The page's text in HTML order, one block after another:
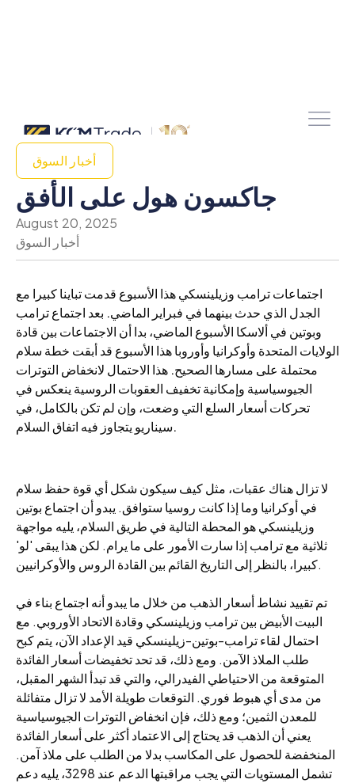
أخبار السوق
جاكسون هول على الأفق
August 20, 2025
أخبار السوق
اجتماعات ترامب وزيلينسكي هذا الأسبوع قدمت تباينا كبيرا مع
الجدل الذي حدث بينهما في فبراير الماضي. بعد اجتماع ترامب
وبوتين في ألاسكا الأسبوع الماضي، بدا أن الاجتماعات بين قادة
الولايات المتحدة وأوكرانيا وأوروبا هذا الأسبوع قد أبقت خطة سلام
محتملة على مسارها الصحيح. هذا الاحتمال لانخفاض التوترات
الجيوسياسية وإمكانية تخفيف العقوبات الروسية ينعكس في
تحركات أسعار السلع التي وضعت، وإن لم تكن بالكامل، في
سيناريو يتجاوز فيه اتفاق السلام.
لا تزال هناك عقبات، مثل كيف سيكون شكل أي قوة حفظ سلام
في أوكرانيا وما إذا كانت روسيا ستوافق. يبدو أن اجتماع بوتين
وزيلينسكي هو المحطة التالية في طريق السلام، يليه مواجهة
ثلاثية مع ترامب إذا سارت الأمور على ما يرام. لكن هذا يبقى 'لو'
كبيرا، بالنظر إلى التاريخ القائم بين القادة الروس والأوكرانيين.
تم تقييد نشاط أسعار الذهب من خلال ما يبدو أنه اجتماع بناء في
البيت الأبيض بين ترامب وزيلينسكي وقادة الاتحاد الأوروبي. مع
احتمال لقاء ترامب-بوتين-زيلينسكي قيد الإعداد الآن، يتم كبح
طلب الملاذ الآمن. ومع ذلك، قد تحد تخفيضات أسعار الفائدة
المتوقعة من الاحتياطي الفيدرالي، والتي قد تبدأ الشهر المقبل،
من مدى أي هبوط فوري. التوقعات طويلة الأمد لا تزال متفائلة
للمعدن الثمين؛ ومع ذلك، فإن انخفاض التوترات الجيوسياسية
يعني أن الذهب قد يحتاج إلى الاعتماد أكثر على أسعار الفائدة
المنخفضة للحصول على المكاسب بدلا من الطلب على ملاذ آمن.
تشمل المستويات التي يجب مراقبتها الدعم عند 3298، يليه دعم